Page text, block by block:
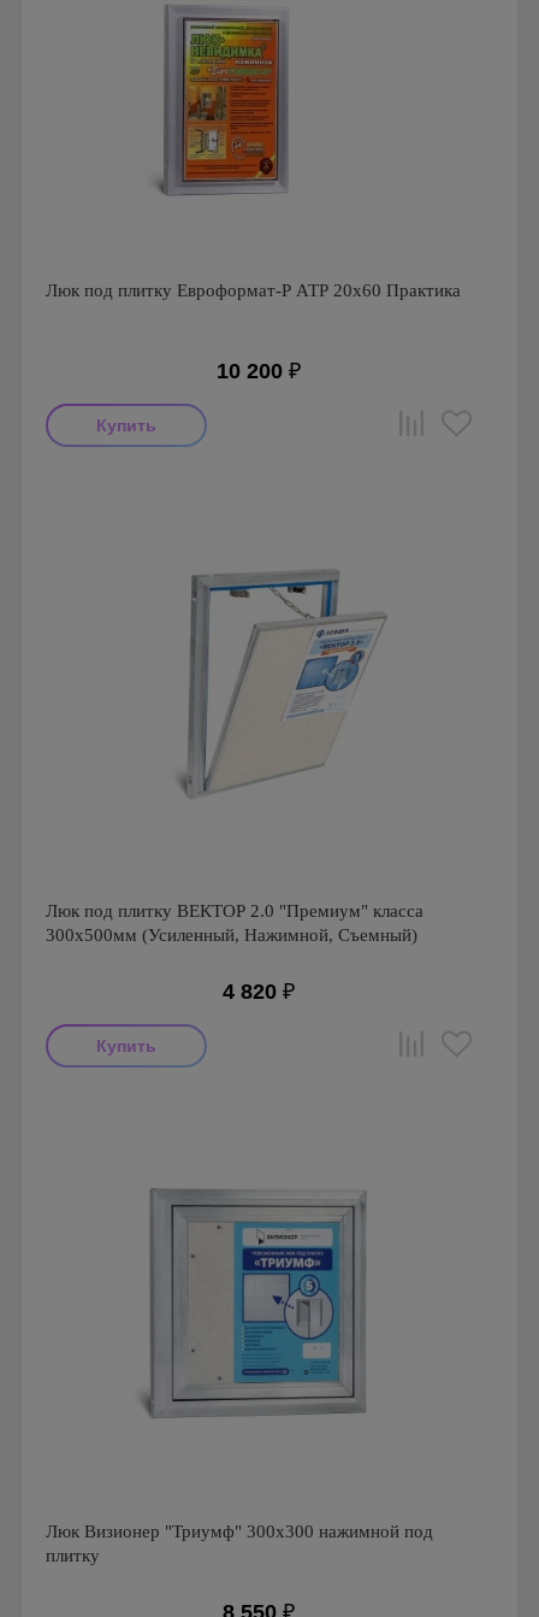
Люк под плитку Евроформат-Р АТР 20х60 Практика
10 200 ₽
Люк под плитку ВЕКТОР 2.0 "Премиум" класса
300х500мм (Усиленный, Нажимной, Съемный)
4 820 ₽
Люк Визионер "Триумф" 300х300 нажимной под
плитку
8 550 ₽